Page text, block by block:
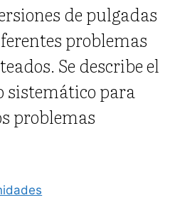
de pulgadas
problemas
Se describe el
sistemático para
problemas